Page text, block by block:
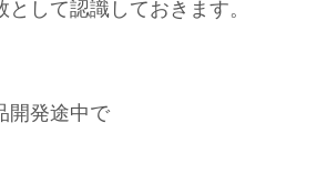
して認識しておきます。
開発途中で